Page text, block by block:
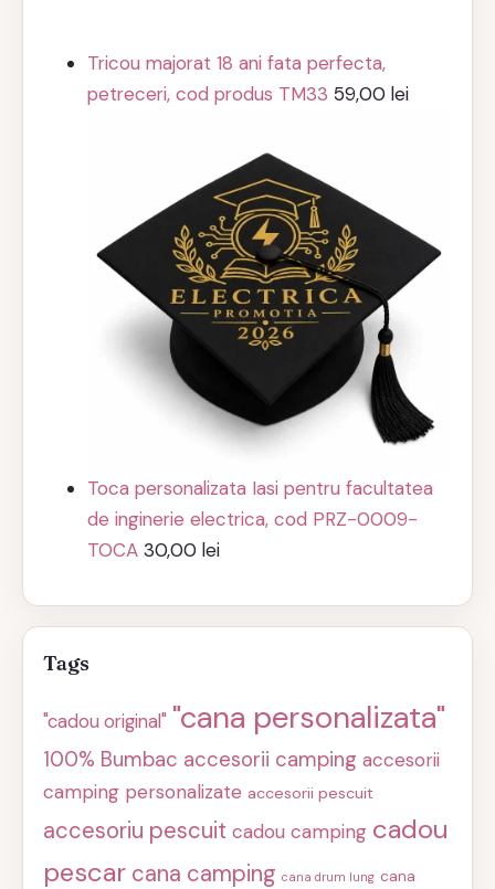
Tricou majorat 18 ani fata perfecta,
petreceri, cod produs TM33 59,00lei
Toca personalizata Iasi pentru facultatea
de inginerie electrica, cod PRZ-0009-
TOCA 30,00lei
Tags
"cadou original" "cana personalizata"
100% Bumbac accesorii camping accesorii
camping personalizate accesorii pescuit
accesoriu pescuit cadou camping cadou
pescar cana camping cana drum lung cana